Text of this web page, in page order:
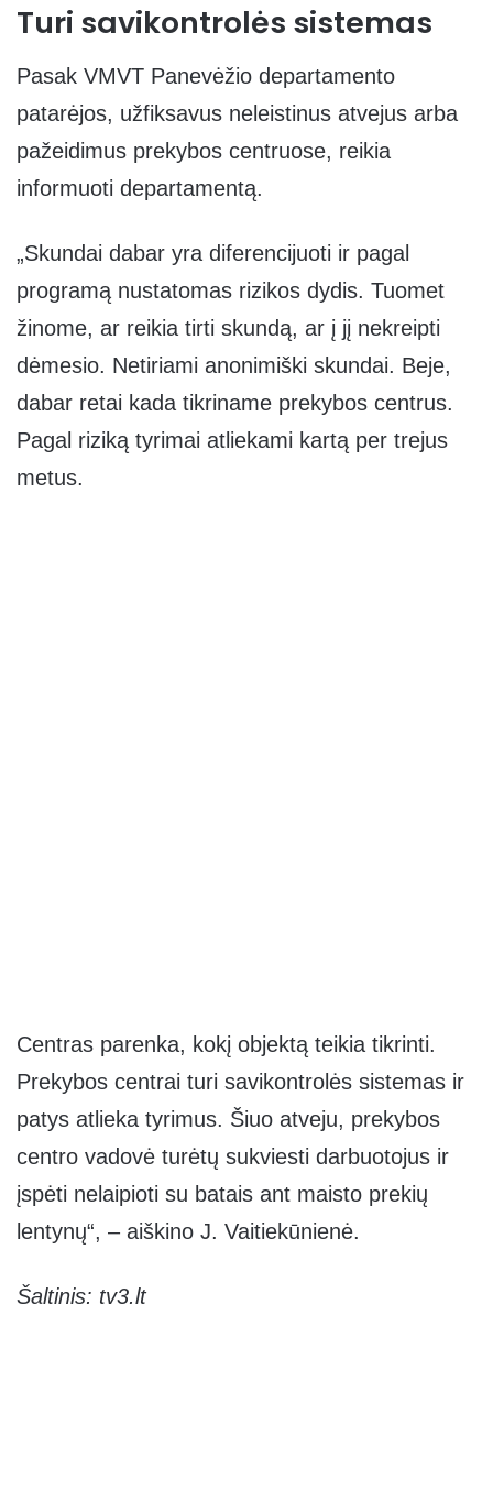
Turi savikontrolės sistemas
Pasak VMVT Panevėžio departamento
patarėjos, užfiksavus neleistinus atvejus arba
pažeidimus prekybos centruose, reikia
informuoti departamentą.
„Skundai dabar yra diferencijuoti ir pagal
programą nustatomas rizikos dydis. Tuomet
žinome, ar reikia tirti skundą, ar į jį nekreipti
dėmesio. Netiriami anonimiški skundai. Beje,
dabar retai kada tikriname prekybos centrus.
Pagal riziką tyrimai atliekami kartą per trejus
metus.
Centras parenka, kokį objektą teikia tikrinti.
Prekybos centrai turi savikontrolės sistemas ir
patys atlieka tyrimus. Šiuo atveju, prekybos
centro vadovė turėtų sukviesti darbuotojus ir
įspėti nelaipioti su batais ant maisto prekių
lentynų“, – aiškino J. Vaitiekūnienė.
Šaltinis: tv3.lt